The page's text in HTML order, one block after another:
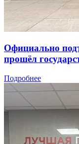
Официально
прошёл
Подробнее